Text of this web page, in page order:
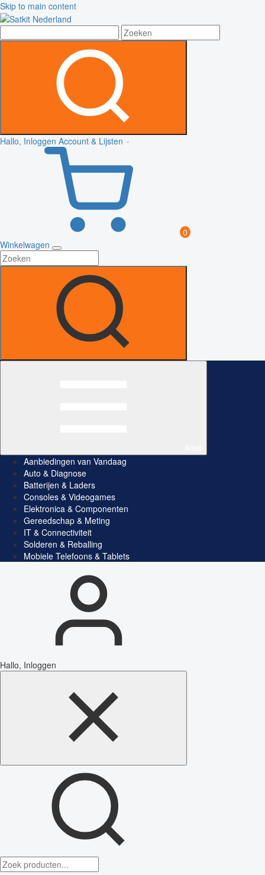
Skip to main content
Hallo, Inloggen Account & Lijsten
0
Winkelwagen
Aanbiedingen van Vandaag
Auto & Diagnose
Batterijen & Laders
Consoles & Videogames
Elektronica & Componenten
Gereedschap & Meting
IT & Connectiviteit
Solderen & Reballing
Mobiele Telefoons & Tablets
Hallo, Inloggen